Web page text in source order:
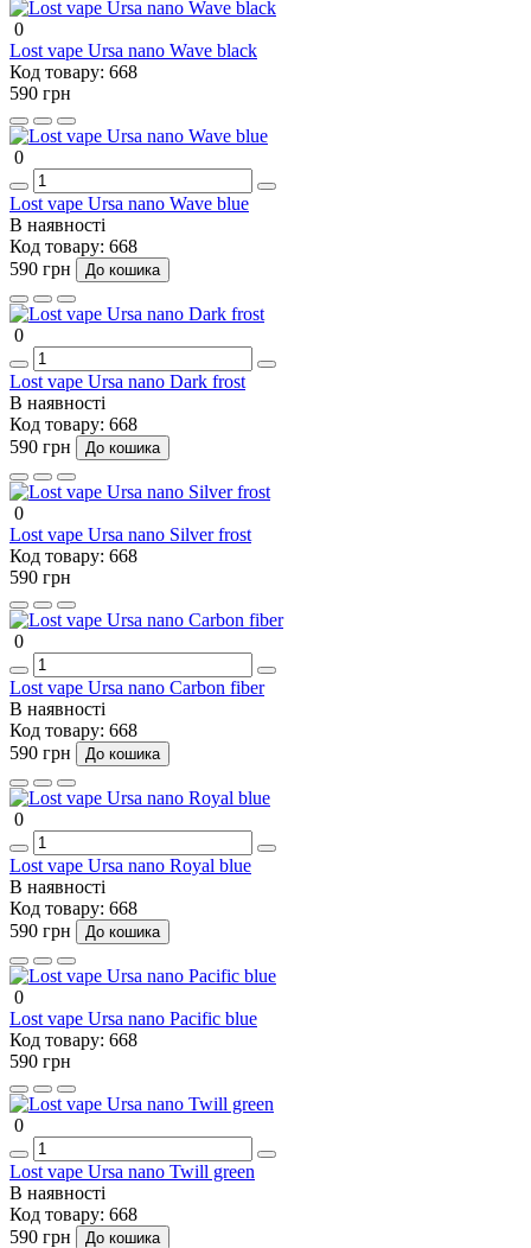
0
Lost vape Ursa nano Wave black
Код товару: 668
590 грн
0
Lost vape Ursa nano Wave blue
В наявності
Код товару: 668
590 грн
До кошика
0
Lost vape Ursa nano Dark frost
В наявності
Код товару: 668
590 грн
До кошика
0
Lost vape Ursa nano Silver frost
Код товару: 668
590 грн
0
Lost vape Ursa nano Carbon fiber
В наявності
Код товару: 668
590 грн
До кошика
0
Lost vape Ursa nano Royal blue
В наявності
Код товару: 668
590 грн
До кошика
0
Lost vape Ursa nano Pacific blue
Код товару: 668
590 грн
0
Lost vape Ursa nano Twill green
В наявності
Код товару: 668
590 грн
До кошика